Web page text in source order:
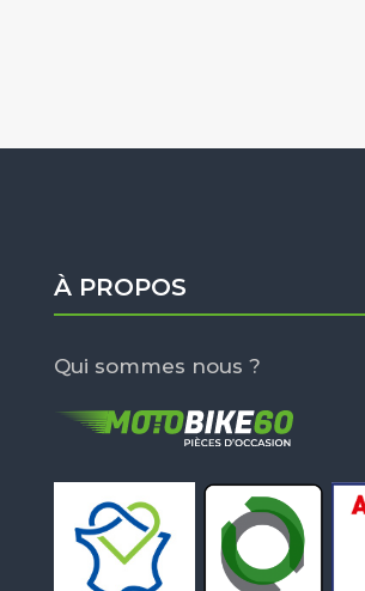
À PROPOS
Qui sommes nous ?